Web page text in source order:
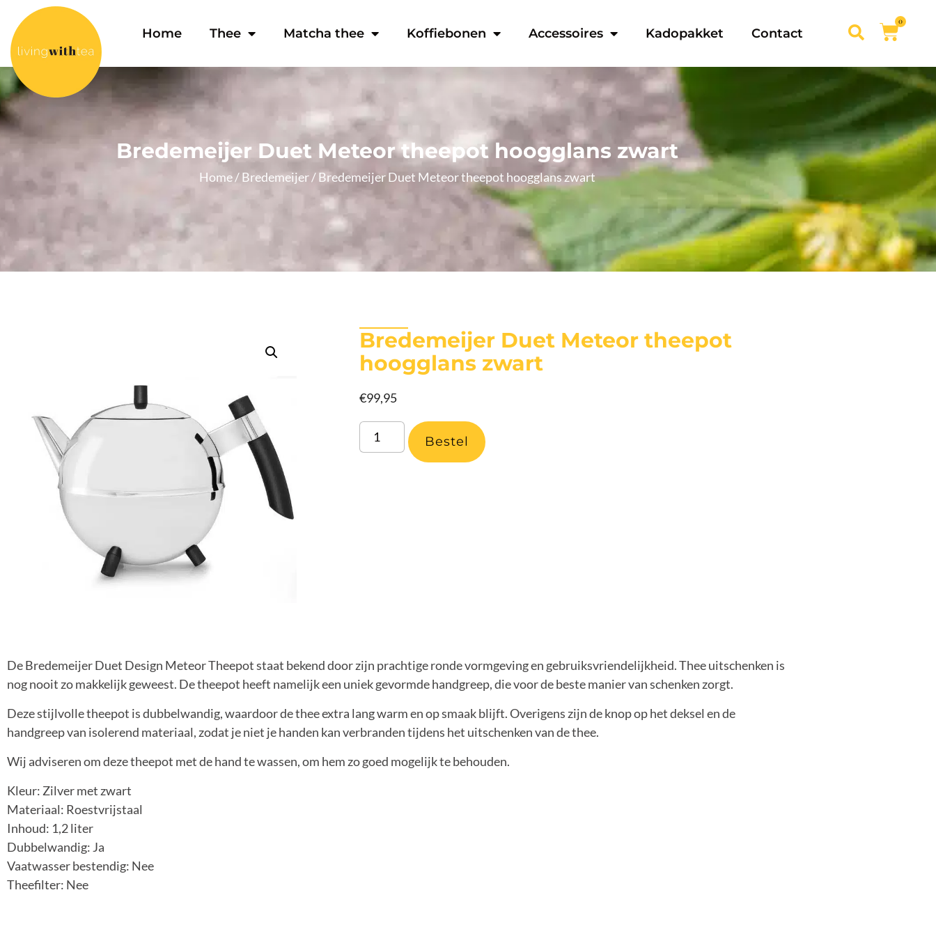
Home Thee Matcha thee Koffiebonen Accessoires Kadopakket Contact
0
Bredemeijer Duet Meteor theepot hoogglans zwart
Home/Bredemeijer/ Bredemeijer Duet Meteor theepot hoogglans zwart
Bredemeijer Duet Meteor theepot
hoogglans zwart
€99,95
Bestel
De Bredemeijer Duet Design Meteor Theepot staat bekend door zijn prachtige ronde vormgeving en gebruiksvriendelijkheid. Thee uitschenken is
nog nooit zo makkelijk geweest. De theepot heeft namelijk een uniek gevormde handgreep, die voor de beste manier van schenken zorgt.
Deze stijlvolle theepot is dubbelwandig, waardoor de thee extra lang warm en op smaak blijft. Overigens zijn de knop op het deksel en de
handgreep van isolerend materiaal, zodat je niet je handen kan verbranden tijdens het uitschenken van de thee.
Wij adviseren om deze theepot met de hand te wassen, om hem zo goed mogelijk te behouden.
Kleur: Zilver met zwart
Materiaal: Roestvrijstaal
Inhoud: 1,2 liter
Dubbelwandig: Ja
Vaatwasser bestendig: Nee
Theefilter: Nee